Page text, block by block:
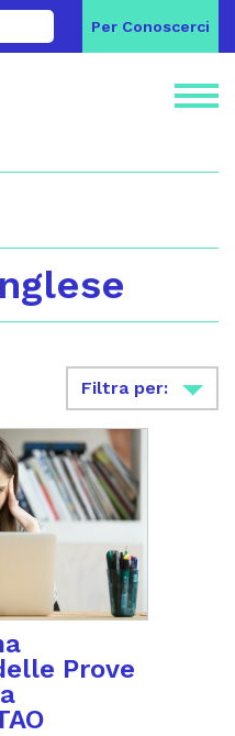
Per Conoscerci
Filtra per:
Prove